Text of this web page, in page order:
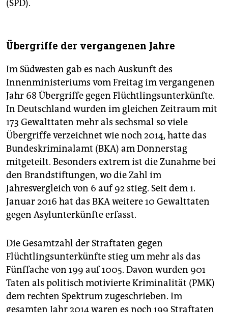
(SPD).
Übergriffe der vergangenen Jahre
Im Südwesten gab es nach Auskunft des
Innenministeriums vom Freitag im vergangenen
Jahr 68 Übergriffe gegen Flüchtlingsunterkünfte.
In Deutschland wurden im gleichen Zeitraum mit
173 Gewalttaten mehr als sechsmal so viele
Übergriffe verzeichnet wie noch 2014, hatte das
Bundeskriminalamt (BKA) am Donnerstag
mitgeteilt. Besonders extrem ist die Zunahme bei
den Brandstiftungen, wo die Zahl im
Jahresvergleich von 6 auf 92 stieg. Seit dem 1.
Januar 2016 hat das BKA weitere 10 Gewalttaten
gegen Asylunterkünfte erfasst.
Die Gesamtzahl der Straftaten gegen
Flüchtlingsunterkünfte stieg um mehr als das
Fünffache von 199 auf 1005. Davon wurden 901
Taten als politisch motivierte Kriminalität (PMK)
dem rechten Spektrum zugeschrieben. Im
gesamten Jahr 2014 waren es noch 199 Straftaten